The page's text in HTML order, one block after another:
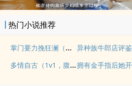
热门小说推荐
掌门要力挽狂澜（重生NPH)
多情自古（1v1，腹黑内侍咸鱼皇后）